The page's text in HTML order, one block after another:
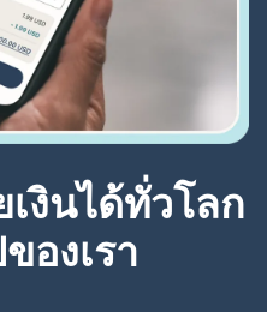
งินได้ทั่วโลก
องเรา